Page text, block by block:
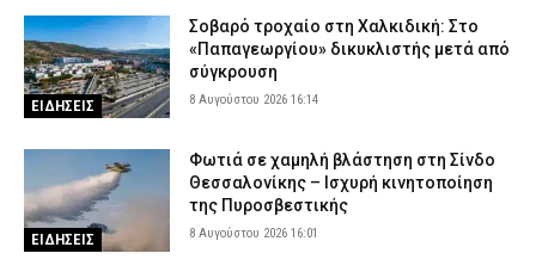
ΕΙΔΗΣΕΙΣ
Σοβαρό τροχαίο στη Χαλκιδική: Στο
«Παπαγεωργίου» δικυκλιστής μετά από
σύγκρουση
8 Αυγούστου 2026 16:14
ΕΙΔΗΣΕΙΣ
Φωτιά σε χαμηλή βλάστηση στη Σίνδο
Θεσσαλονίκης – Ισχυρή κινητοποίηση
της Πυροσβεστικής
8 Αυγούστου 2026 16:01